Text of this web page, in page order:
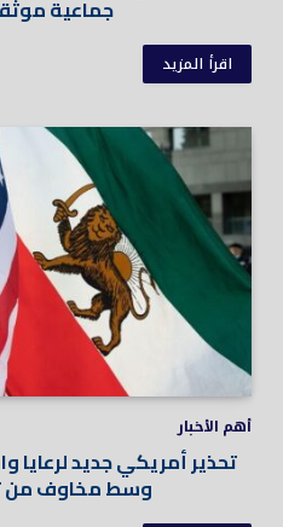
جماعية
اقرأ المزيد
أهم الأخبار
تحذير أمريكي جديد
وسط مخاوف من